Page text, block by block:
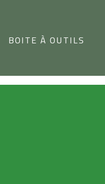
BOITE À OUTILS